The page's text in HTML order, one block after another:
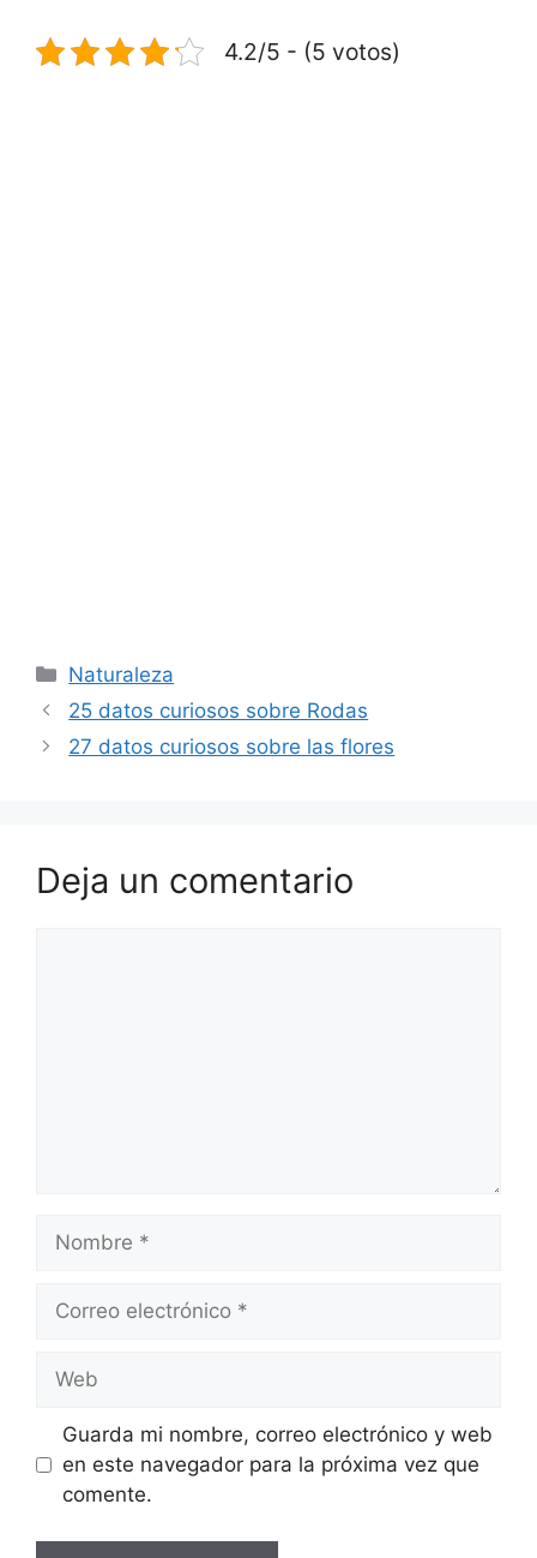
4.2/5 - (5 votos)
Categorías
Naturaleza
25 datos curiosos sobre Rodas
27 datos curiosos sobre las flores
Deja un comentario
Nombre
Correo
Web
Guarda mi nombre, correo electrónico y web
en este navegador para la próxima vez que
comente.